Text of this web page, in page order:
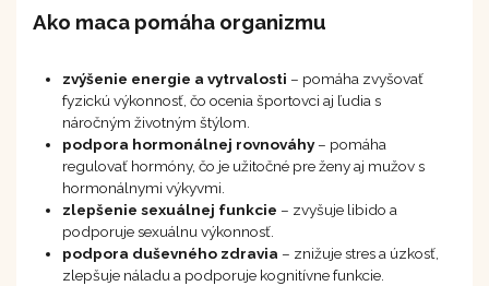
Ako maca pomáha organizmu
zvýšenie energie a vytrvalosti – pomáha zvyšovať
fyzickú výkonnosť, čo ocenia športovci aj ľudia s
náročným životným štýlom.
podpora hormonálnej rovnováhy– pomáha
regulovať hormóny, čo je užitočné pre ženy aj mužov s
hormonálnymi výkyvmi.
zlepšenie sexuálnej funkcie – zvyšuje libido a
podporuje sexuálnu výkonnosť.
podpora duševného zdravia – znižuje stres a úzkosť,
zlepšuje náladu a podporuje kognitívne funkcie.